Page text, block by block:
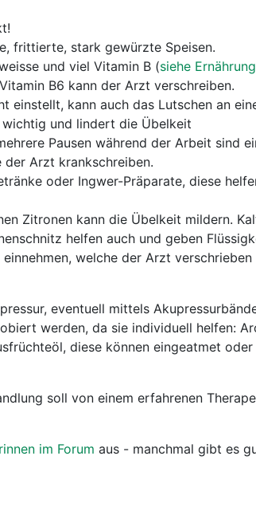
frittierte, stark gewürzte Speisen.
und viel Vitamin B (siehe
B6 kann der Arzt verschreiben.
einstellt, kann auch das Lutschen an
und lindert die Übelkeit
Pausen während der Arbeit sind
der Arzt krankschreiben.
oder Ingwer-Präparate, diese
Zitronen kann die Übelkeit mildern.
helfen auch und geben
welche der Arzt verschrieben
eventuell mittels
werden, da sie individuell helfen:
diese können eingeatmet
soll von einem erfahrenen
im Forum aus - manchmal gibt es